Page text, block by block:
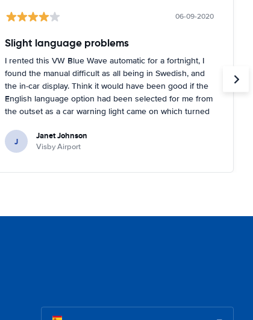
06-09-2020
Slight language problems
I rented this VW Blue Wave automatic for a fortnight, I
found the manual difficult as all being in Swedish, and
the in-car display. Think it would have been good if the
English language option had been selected for me from
the outset as a car warning light came on which turned
helpful and came out to a garage near to where I was
staying and inflated the tyres for me. You had to tell the
J Janet Johnson
Visby Airport